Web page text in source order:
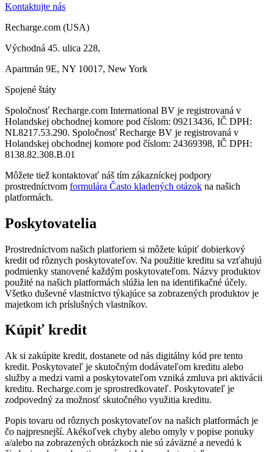
Kontaktujte nás
Recharge.com (USA)
Východná 45. ulica 228,
Apartmán 9E, NY 10017, New York
Spojené štáty
Spoločnosť Recharge.com International BV je registrovaná v
Holandskej obchodnej komore pod číslom: 09213436, IČ DPH:
NL8217.53.290. Spoločnosť Recharge BV je registrovaná v
Holandskej obchodnej komore pod číslom: 24369398, IČ DPH:
8138.82.308.B.01
Môžete tiež kontaktovať náš tím zákazníckej podpory
prostredníctvom formulára Často kladených otázok na našich
platformách.
Poskytovatelia
Prostredníctvom našich platforiem si môžete kúpiť dobierkový
kredit od rôznych poskytovateľov. Na použitie kreditu sa vzťahujú
podmienky stanovené každým poskytovateľom. Názvy produktov
použité na našich platformách slúžia len na identifikačné účely.
Všetko duševné vlastníctvo týkajúce sa zobrazených produktov je
majetkom ich príslušných vlastníkov.
Kúpiť kredit
Ak si zakúpite kredit, dostanete od nás digitálny kód pre tento
kredit. Poskytovateľ je skutočným dodávateľom kreditu alebo
služby a medzi vami a poskytovateľom vzniká zmluva pri aktivácii
kreditu. Recharge.com je sprostredkovateľ. Poskytovateľ je
zodpovedný za možnosť skutočného využitia kreditu.
Popis tovaru od rôznych poskytovateľov na našich platformách je
čo najpresnejší. Akékoľvek chyby alebo omyly v popise ponuky
a/alebo na zobrazených obrázkoch nie sú záväzné a nevedú k